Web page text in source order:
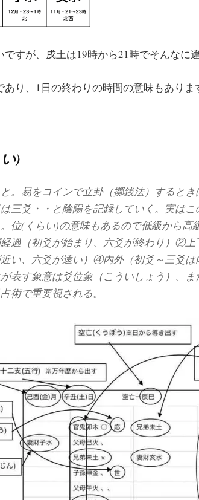
すが、戌土は19時から21時でそんなに
り、1日の終わりの時間の意味もありま
)
。易をコインで立卦（擲銭法）すると
三爻・・と陰陽を記録していく。実は
位(くらい)の意味もあるので低級から高
過（初爻が始まり、六爻が終わり）②
い、六爻が遠い）④内外（初爻～三爻
表す象意は爻位象（こういしょう）、
術で重要視される。